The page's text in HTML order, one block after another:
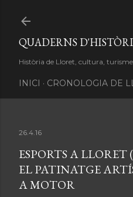
QUADERNS
Història de Lloret, cultura,
INICI CRONOLOGIA DE
26.4.16
ESPORTS A
EL PATINATGE
A MOTOR